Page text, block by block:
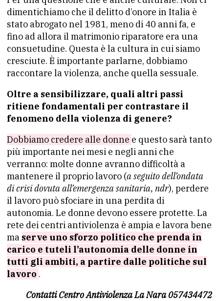
dimentichiamo che il delitto d’onore in Italia è
stato abrogato nel 1981, meno di 40 anni fa, e
fino ad allora il matrimonio riparatore era una
consuetudine. Questa è la cultura in cui siamo
cresciute. È importante parlarne, dobbiamo
raccontare la violenza, anche quella sessuale.
Oltre a sensibilizzare, quali altri passi
ritiene fondamentali per contrastare il
fenomeno della violenza di genere?
Dobbiamo credere alle donne e questo sarà tanto
più importante nei mesi e negli anni che
verranno: molte donne avranno difficoltà a
mantenere il proprio lavoro (a seguito dell’ondata
di crisi dovuta all’emergenza sanitaria, ndr), perdere
il lavoro può sfociare in una perdita di
autonomia. Le donne devono essere protette. La
rete dei centri antiviolenza è ampia e lavora bene
ma serve uno sforzo politico che prenda in
carico e tuteli l’autonomia delle donne in
tutti gli ambiti, a partire dalle politiche sul
lavoro .
Contatti Centro Antiviolenza La Nara057434472